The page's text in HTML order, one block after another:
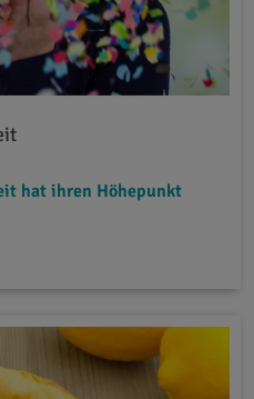
hat ihren Höhepunkt